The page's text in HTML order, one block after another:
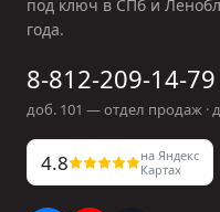
под ключ в СПб и
года.
8-812-209-14-79
доб. 101 — отдел продаж ·
4.8
на Яндекс
Картах